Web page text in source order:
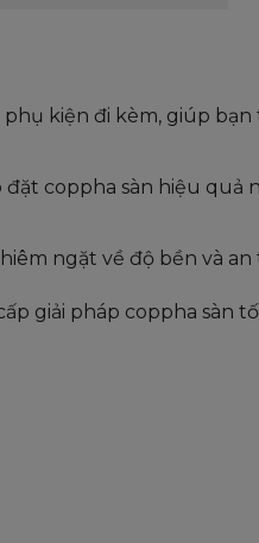
kiện đi kèm, giúp bạn
coppha sàn hiệu quả
ngặt về độ bền và an
giải pháp coppha sàn